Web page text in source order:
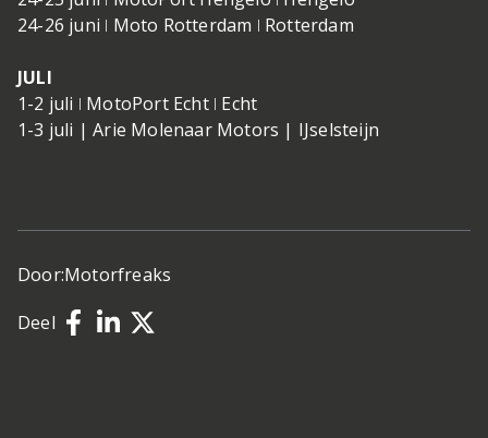
24-26 juni ǀ Moto Rotterdam ǀ Rotterdam
JULI
1-2 juli ǀ MotoPort Echt ǀ Echt
1-3 juli | Arie Molenaar Motors | IJselsteijn
Door:Motorfreaks
Deel